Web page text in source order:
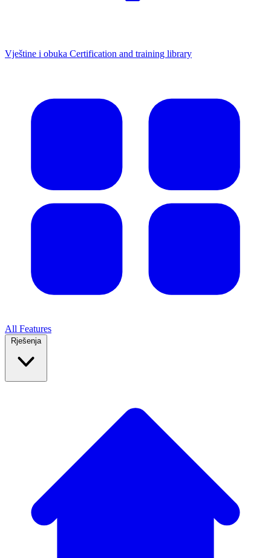
Vještine i obuka Certification and training library
All Features
Rješenja